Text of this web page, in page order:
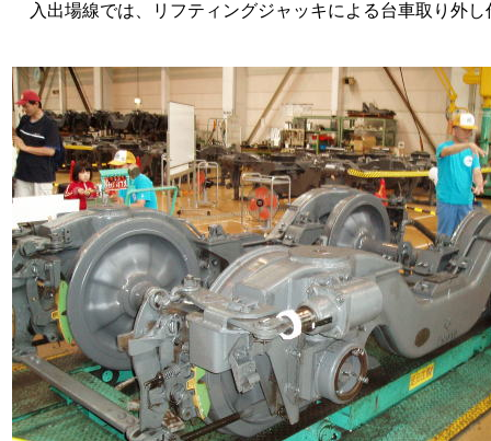
入出場線では、リフティングジャッキによる台車取り外し